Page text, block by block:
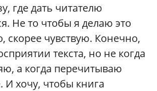
где дать читателю
Не то чтобы я делаю это
скорее чувствую. Конечно,
текста, но не когда
а когда перечитываю
И хочу, чтобы книга